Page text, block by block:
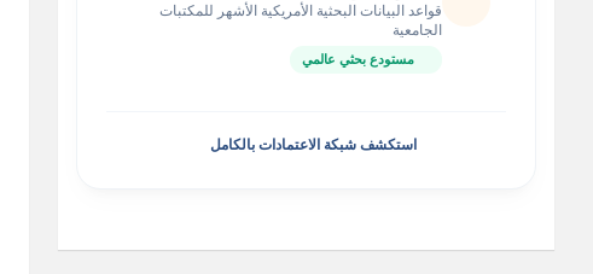
قواعد البيانات البحثية الأمريكية الأشهر للمكتبات
الجامعية
مستودع بحثي عالمي
استكشف شبكة الاعتمادات بالكامل